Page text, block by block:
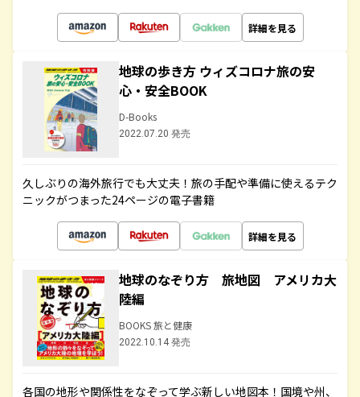
詳細を見る
地球の歩き方 ウィズコロナ旅の安
心・安全BOOK
D-Books
2022.07.20 発売
久しぶりの海外旅行でも大丈夫！旅の手配や準備に使えるテク
ニックがつまった24ページの電子書籍
詳細を見る
地球のなぞり方 旅地図 アメリカ大
陸編
BOOKS 旅と健康
2022.10.14 発売
各国の地形や関係性をなぞって学ぶ新しい地図本！国境や州、